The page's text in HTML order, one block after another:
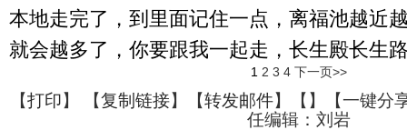
本地走完了，到里面记住一点，离福池越近
就会越多了，你要跟我一起走，长生殿长生
1 2 3 4 下一页>>
【打印】 【复制链接】【转发邮件】【 】
【一键分
任编辑：刘岩